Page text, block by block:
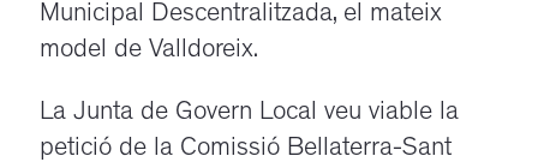
Municipal Descentralitzada, el mateix
model de Valldoreix.
La Junta de Govern Local veu viable la
petició de la Comissió Bellaterra-Sant